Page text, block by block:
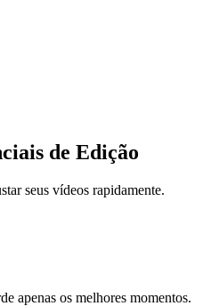
de Edição
seus vídeos rapidamente.
apenas os melhores momentos.